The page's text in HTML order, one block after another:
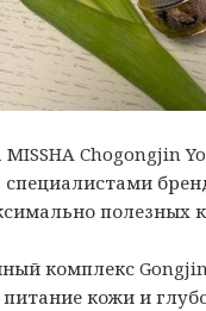
Chogongjin
полезных
комплекс
питание кожи и